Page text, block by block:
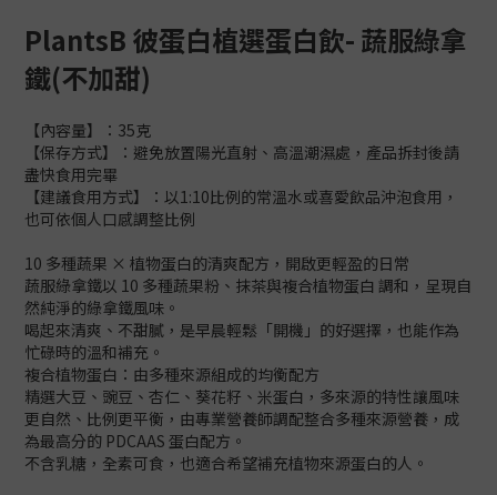
PlantsB 彼蛋白植選蛋白飲- 蔬服綠拿
鐵(不加甜)
【內容量】：35克
【保存方式】：避免放置陽光直射、高溫潮濕處，產品拆封後請
盡快食用完畢
【建議食用方式】：以1:10比例的常溫水或喜愛飲品沖泡食用，
也可依個人口感調整比例
10 多種蔬果 × 植物蛋白的清爽配方，開啟更輕盈的日常
蔬服綠拿鐵以 10 多種蔬果粉、抹茶與複合植物蛋白 調和，呈現自
然純淨的綠拿鐵風味。
喝起來清爽、不甜膩，是早晨輕鬆「開機」的好選擇，也能作為
忙碌時的溫和補充。
複合植物蛋白：由多種來源組成的均衡配方
精選大豆、豌豆、杏仁、葵花籽、米蛋白，多來源的特性讓風味
更自然、比例更平衡，由專業營養師調配整合多種來源營養，成
為最高分的 PDCAAS 蛋白配方。
不含乳糖，全素可食，也適合希望補充植物來源蛋白的人。